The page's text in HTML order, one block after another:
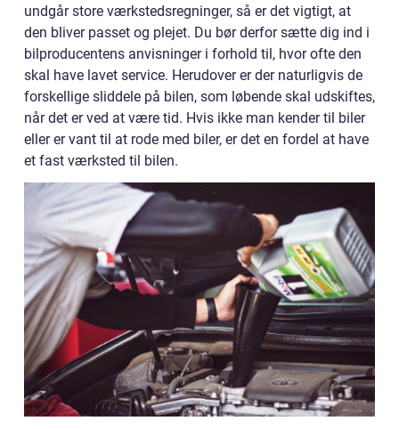
undgår store værkstedsregninger, så er det vigtigt, at
den bliver passet og plejet. Du bør derfor sætte dig ind i
bilproducentens anvisninger i forhold til, hvor ofte den
skal have lavet service. Herudover er der naturligvis de
forskellige sliddele på bilen, som løbende skal udskiftes,
når det er ved at være tid. Hvis ikke man kender til biler
eller er vant til at rode med biler, er det en fordel at have
et fast værksted til bilen.